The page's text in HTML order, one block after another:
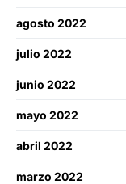
agosto 2022
julio 2022
junio 2022
mayo 2022
abril 2022
marzo 2022